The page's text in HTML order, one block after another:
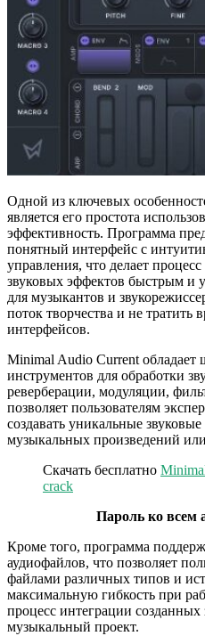
Одной из ключевых
является его простота
эффективность. Программа
понятный интерфейс с
управления, что делает
звуковых эффектов быстрым и
для музыкантов и
поток творчества и не тратить
интерфейсов.
Minimal Audio Current
инструментов для обработки
реверберации, модуляции,
позволяет пользователям
создавать уникальные
музыкальных произведений
Скачать бесплатно
crack
Пароль ко всем
Кроме того, программа
аудиофайлов, что позволяет
файлами различных типов и
максимальную гибкость при
процесс интеграции
музыкальный проект.